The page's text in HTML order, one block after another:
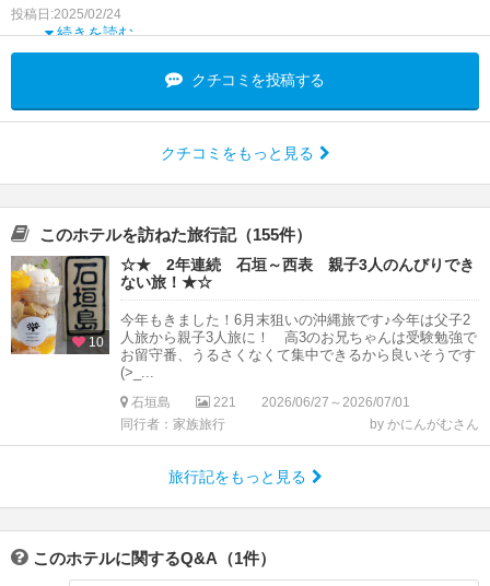
ロビーフロアではコーヒーやお茶類が飲み放題、
続きを読む
投稿日:2025/02/24
クチコミを投稿する
クチコミをもっと見る
このホテルを訪ねた旅行記（155件）
10
☆★ 2年連続 石垣～西表 親子3人のんびりでき
ない旅！★☆
今年もきました！6月末狙いの沖縄旅です♪今年は父子2
人旅から親子3人旅に！ 高3のお兄ちゃんは受験勉強で
お留守番、うるさくなくて集中できるから良いそうです
(>_...
石垣島 221
2026/06/27～2026/07/01
同行者：家族旅行
by かにんがむさん
旅行記をもっと見る
このホテルに関するQ&A（1件）